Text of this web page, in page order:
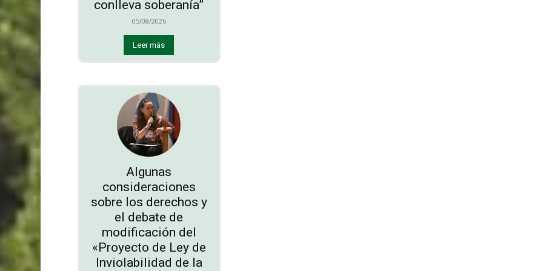
conlleva soberanía”
05/08/2026
Leer más
Algunas
consideraciones
sobre los derechos y
el debate de
modificación del
«Proyecto de Ley de
Inviolabilidad de la